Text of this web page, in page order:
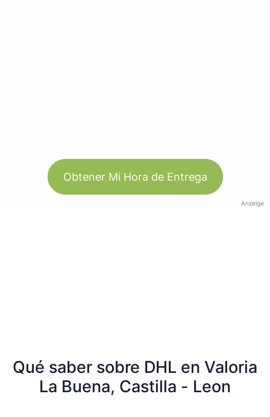
Obtener Mi Hora de Entrega
Anzeige
Qué saber sobre DHL en Valoria
La Buena, Castilla - Leon